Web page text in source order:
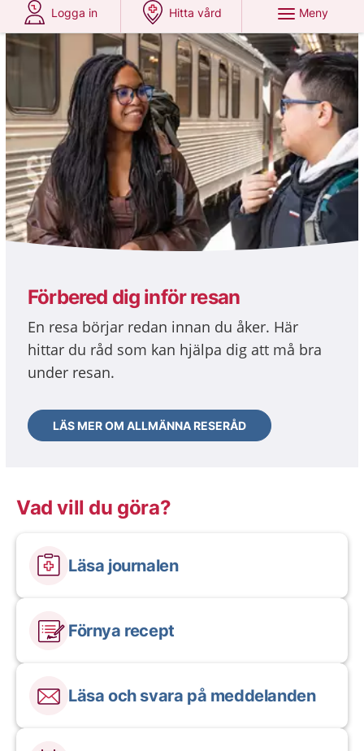
Logga in
Hitta vård
Meny
1177
Förbered dig inför resan
En resa börjar redan innan du åker. Här
hittar du råd som kan hjälpa dig att må bra
under resan.
LÄS MER OM ALLMÄNNA RESERÅD
Vad vill du göra?
Läsa journalen
Förnya recept
Läsa och svara på meddelanden